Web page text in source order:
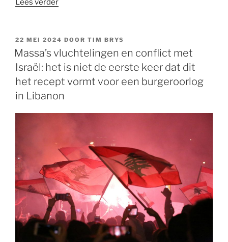
Lees verder
de
laatsten
zijn?”
GEPLAATST
OP
22 MEI 2024 DOOR TIM BRYS
Massa’s vluchtelingen en conflict met
Israël: het is niet de eerste keer dat dit
het recept vormt voor een burgeroorlog
in Libanon